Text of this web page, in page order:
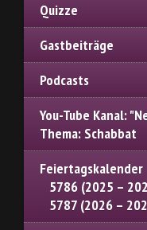
Quizze
Gastbeiträge
Podcasts
You-Tube Kanal:
Thema: Schabbat
Feiertagskalender
5786 (2025 –
5787 (2026 –